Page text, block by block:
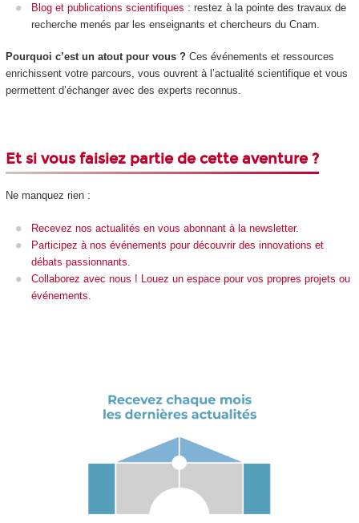
Blog et publications scientifiques : restez à la pointe des travaux de
recherche menés par les enseignants et chercheurs du Cnam.
Pourquoi c’est un atout pour vous ? Ces événements et ressources
enrichissent votre parcours, vous ouvrent à l’actualité scientifique et vous
permettent d’échanger avec des experts reconnus.
Et si vous faisiez partie de cette aventure ?
Ne manquez rien :
Recevez nos actualités en vous abonnant à la newsletter.
Participez à nos événements pour découvrir des innovations et
débats passionnants
Collaborez avec nous ! Louez un espace pour vos propres projets ou
événements